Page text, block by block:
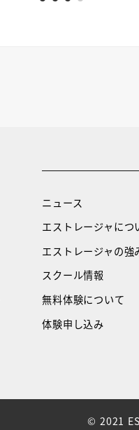
ニュース
エストレージャにつ
エストレージャの強
スクール情報
無料体験について
体験申し込み
© 2021